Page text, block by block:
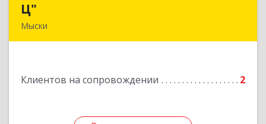
Ц"
Мыски
Клиентов на сопровождении 2
Подробнее